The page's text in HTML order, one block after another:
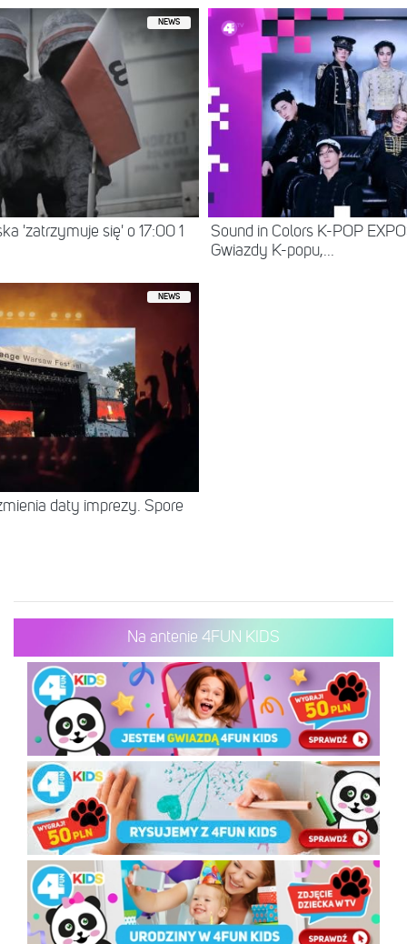
NEWS
'zatrzymuje się' o 17:00 1
Sound in Colors K-POP
Gwiazdy K-popu,...
NEWS
daty imprezy. Spore
Na antenie 4FUN KIDS